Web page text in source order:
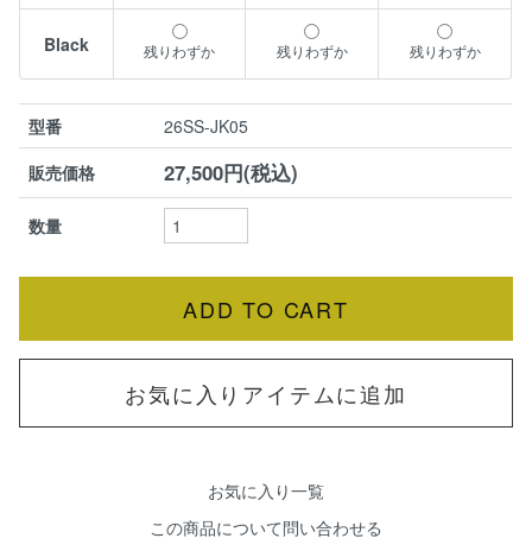
Black 残りわずか 残りわずか 残りわずか
型番
26SS-JK05
販売価格
27,500円(税込)
数量
お気に入りアイテムに追加
お気に入り一覧
この商品について問い合わせる